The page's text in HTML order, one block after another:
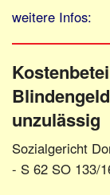
weitere Infos:
unzulässig
Sozialgericht
- S 62 SO 133/